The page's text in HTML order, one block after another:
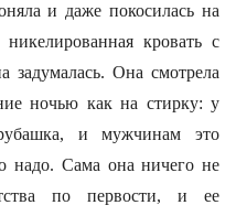
и даже покосилась на
кровать с
задумалась. Она смотрела
ночью как на стирку: у
и мужчинам это
надо. Сама она ничего не
по первости, и ее